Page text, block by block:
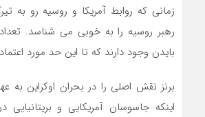
زمانی که روابط آمریکا و روسیه رو به
رهبر روسیه را به خوبی می شناسد.
بایدن وجود دارند که تا این حد مورد
برنز نقش اصلی را در بحران اوکراین
اینکه جاسوسان آمریکایی و بریتانیایی